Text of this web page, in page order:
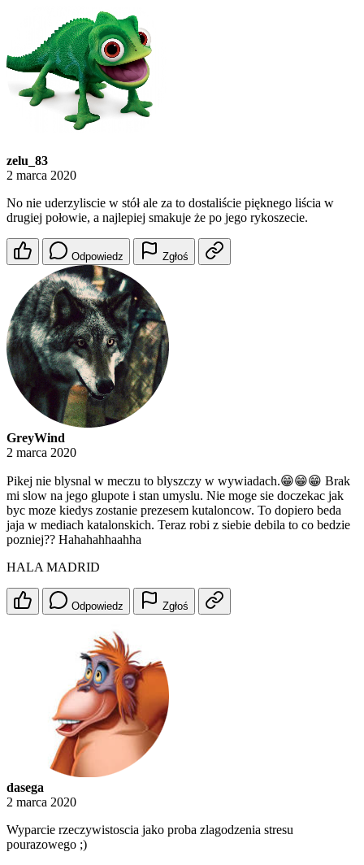
zelu_83
2 marca 2020
No nie uderzyliscie w stół ale za to dostaliście pięknego liścia w
drugiej połowie, a najlepiej smakuje że po jego rykoszecie.
Odpowiedz Zgłoś
GreyWind
2 marca 2020
Pikej nie blysnal w meczu to blyszczy w wywiadach.😁😁😁 Brak
mi slow na jego glupote i stan umyslu. Nie moge sie doczekac jak
byc moze kiedys zostanie prezesem kutaloncow. To dopiero beda
jaja w mediach katalonskich. Teraz robi z siebie debila to co bedzie
pozniej?? Hahahahhaahha
HALA MADRID
Odpowiedz Zgłoś
dasega
2 marca 2020
Wyparcie rzeczywistoscia jako proba zlagodzenia stresu
pourazowego ;)